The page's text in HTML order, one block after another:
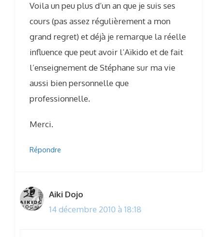
Voila un peu plus d’un an que je suis ses
cours (pas assez régulièrement a mon
grand regret) et déjà je remarque la réelle
influence que peut avoir l’Aïkido et de fait
l’enseignement de Stéphane sur ma vie
aussi bien personnelle que
professionnelle.
Merci.
Répondre
Aiki Dojo
14 décembre 2010 à 18:18